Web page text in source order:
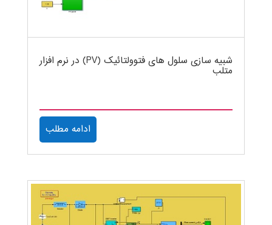
شبیه سازی سلول های فتوولتائیک (PV) در نرم افزار
متلب
ادامه مطلب